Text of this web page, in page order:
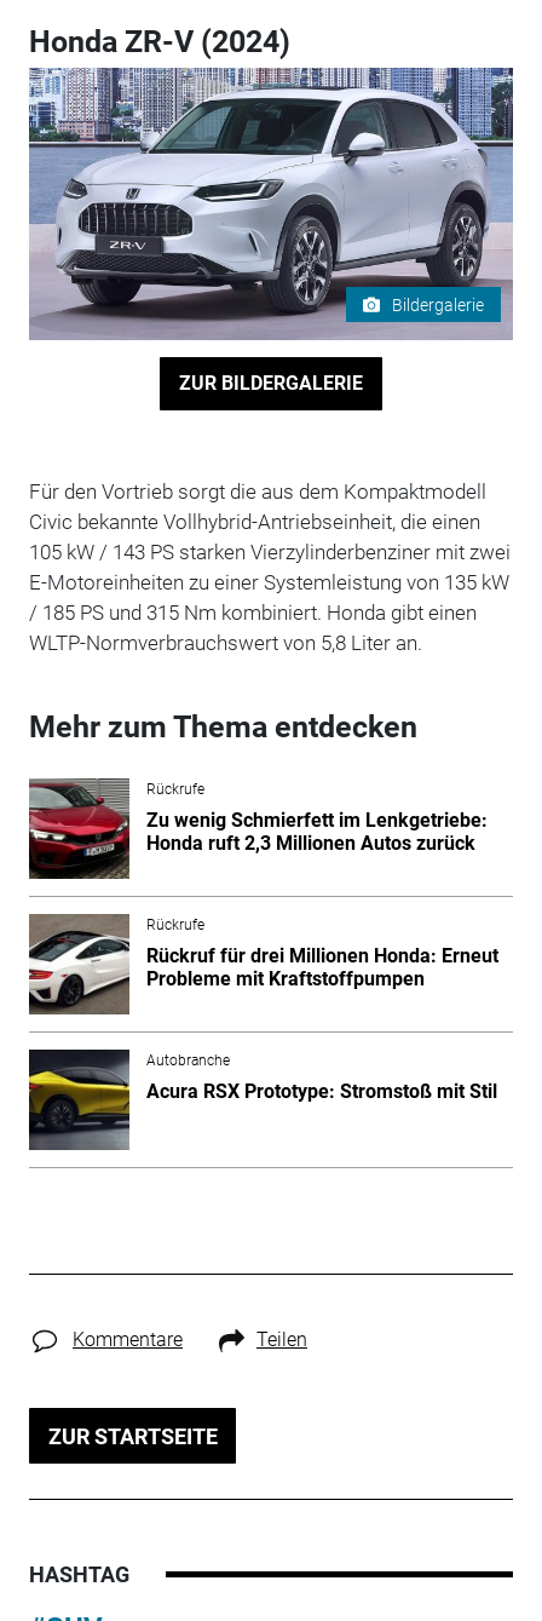
Honda ZR-V (2024)
Bildergalerie
ZUR BILDERGALERIE
Für den Vortrieb sorgt die aus dem Kompaktmodell
Civic bekannte Vollhybrid-Antriebseinheit, die einen
105 kW / 143 PS starken Vierzylinderbenziner mit zwei
E-Motoreinheiten zu einer Systemleistung von 135 kW
/ 185 PS und 315 Nm kombiniert. Honda gibt einen
WLTP-Normverbrauchswert von 5,8 Liter an.
Mehr zum Thema entdecken
Rückrufe
Zu wenig Schmierfett im Lenkgetriebe:
Honda ruft 2,3 Millionen Autos zurück
Rückrufe
Rückruf für drei Millionen Honda: Erneut
Probleme mit Kraftstoffpumpen
Autobranche
Acura RSX Prototype: Stromstoß mit Stil
Kommentare Teilen
ZUR STARTSEITE
HASHTAG